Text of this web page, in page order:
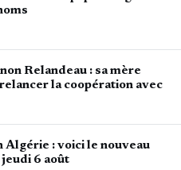
Relandeau : sa mère
la coopération avec
Algérie : voici le nouveau
jeudi 6 août